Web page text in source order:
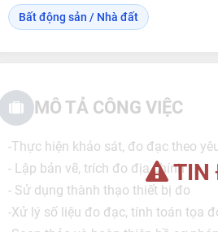
Bất động sản / Nhà đất
TIN
MÔ TẢ CÔNG VIỆC
-Thực hiện khảo sát, đo đạc theo
- Lập bản vẽ, trích đo địa chính
- Sử dụng thành thạo thiết bị đo
-Xử lý số liệu đo đạc, tính toán tọa